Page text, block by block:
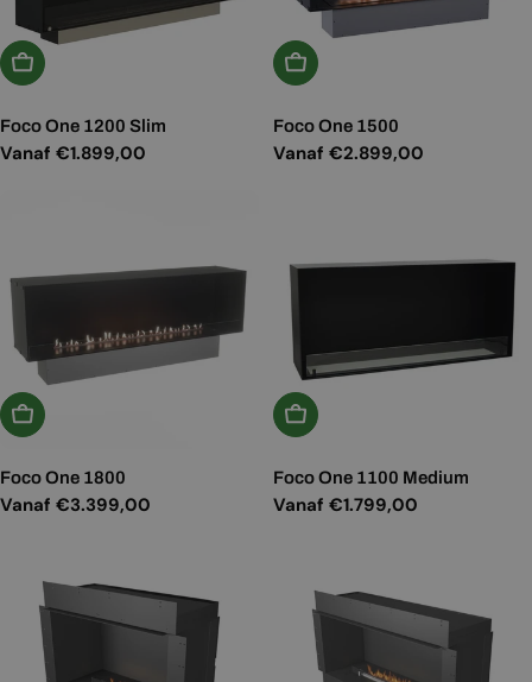
Kies Opties
Foco One 1200 Slim
Normale
Vanaf €1.899,00
Kies Opties
Foco One 1500
Normale
Vanaf €2.899,00
Kies Opties
Foco One 1800
Normale
Vanaf €3.399,00
Kies Opties
Foco One 1100 Medium
Normale
Vanaf €1.799,00